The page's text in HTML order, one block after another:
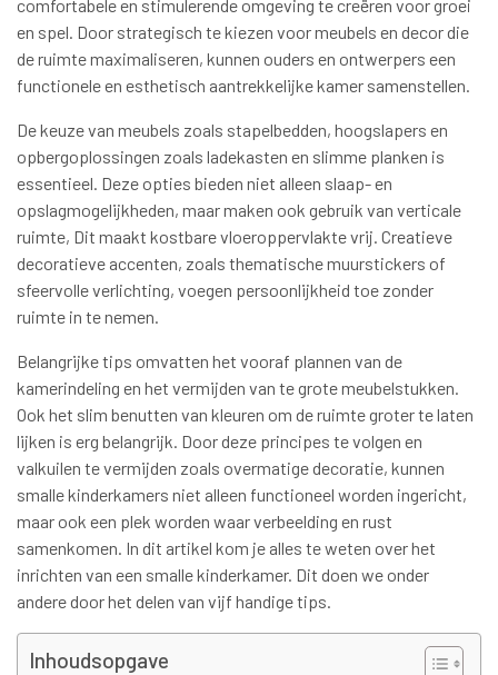
comfortabele en stimulerende omgeving te creëren voor groei
en spel. Door strategisch te kiezen voor meubels en decor die
de ruimte maximaliseren, kunnen ouders en ontwerpers een
functionele en esthetisch aantrekkelijke kamer samenstellen.
De keuze van meubels zoals stapelbedden, hoogslapers en
opbergoplossingen zoals ladekasten en slimme planken is
essentieel. Deze opties bieden niet alleen slaap- en
opslagmogelijkheden, maar maken ook gebruik van verticale
ruimte, Dit maakt kostbare vloeroppervlakte vrij. Creatieve
decoratieve accenten, zoals thematische muurstickers of
sfeervolle verlichting, voegen persoonlijkheid toe zonder
ruimte in te nemen.
Belangrijke tips omvatten het vooraf plannen van de
kamerindeling en het vermijden van te grote meubelstukken.
Ook het slim benutten van kleuren om de ruimte groter te laten
lijken is erg belangrijk. Door deze principes te volgen en
valkuilen te vermijden zoals overmatige decoratie, kunnen
smalle kinderkamers niet alleen functioneel worden ingericht,
maar ook een plek worden waar verbeelding en rust
samenkomen. In dit artikel kom je alles te weten over het
inrichten van een smalle kinderkamer. Dit doen we onder
andere door het delen van vijf handige tips.
Inhoudsopgave